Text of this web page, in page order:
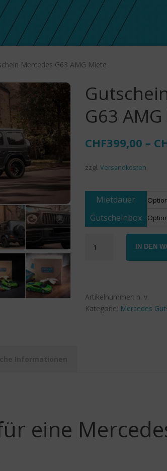
Mercedes G63 AMG Miete
G63
CHF399,00 –
zzgl. Versandkosten
Mietdauer
Gutscheinbox
Mercedes
Menge
IN DEN
Artikelnummer: n. v.
Kategorie: Mercedes
eine